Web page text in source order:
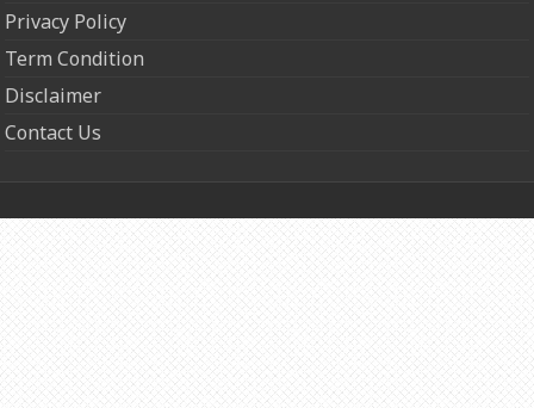
Privacy Policy
Term Condition
Disclaimer
Contact Us